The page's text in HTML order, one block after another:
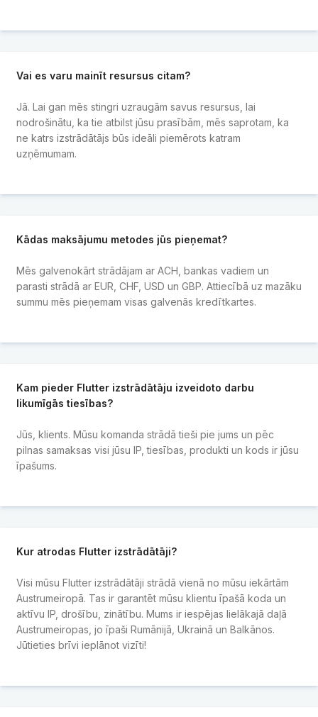
Vai es varu mainīt resursus citam?
Jā. Lai gan mēs stingri uzraugām savus resursus, lai
nodrošinātu, ka tie atbilst jūsu prasībām, mēs saprotam, ka
ne katrs izstrādātājs būs ideāli piemērots katram
uzņēmumam.
Kādas maksājumu metodes jūs pieņemat?
Mēs galvenokārt strādājam ar ACH, bankas vadiem un
parasti strādā ar EUR, CHF, USD un GBP. Attiecībā uz mazāku
summu mēs pieņemam visas galvenās kredītkartes.
Kam pieder Flutter izstrādātāju izveidoto darbu
likumīgās tiesības?
Jūs, klients. Mūsu komanda strādā tieši pie jums un pēc
pilnas samaksas visi jūsu IP, tiesības, produkti un kods ir jūsu
īpašums.
Kur atrodas Flutter izstrādātāji?
Visi mūsu Flutter izstrādātāji strādā vienā no mūsu iekārtām
Austrumeiropā. Tas ir garantēt mūsu klientu īpašā koda un
aktīvu IP, drošību, zinātību. Mums ir iespējas lielākajā daļā
Austrumeiropas, jo īpaši Rumānijā, Ukrainā un Balkānos.
Jūtieties brīvi ieplānot vizīti!